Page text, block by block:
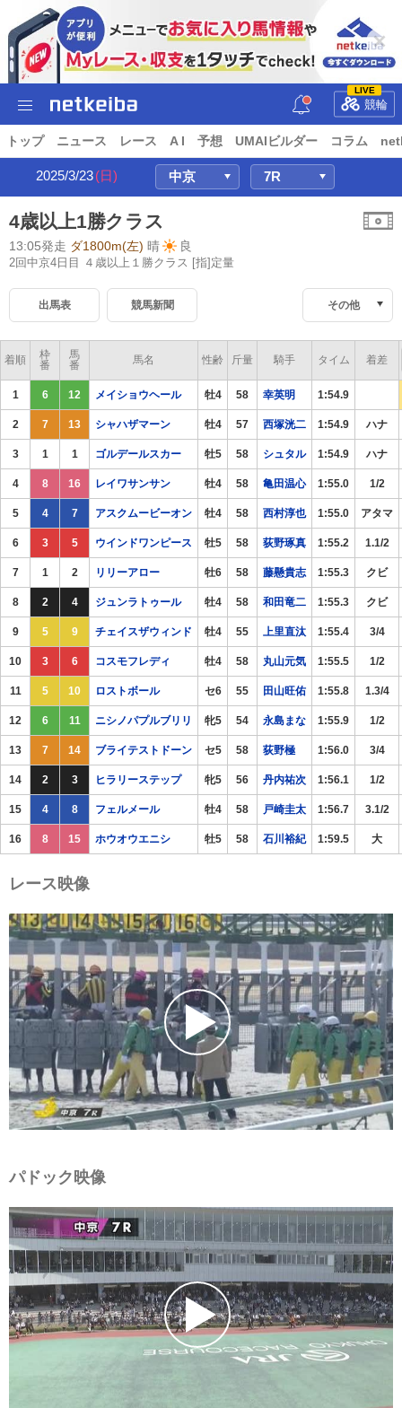
LIVE
競輪
トップ ニュース レース A I 予想 UMAIビルダー コラム
2025/3/23(日)
4歳以上1勝クラス
13:05発走 ダ1800m(左) 晴 良
2回中京4日目 ４歳以上１勝クラス [指]定量
出馬表 競馬新聞 その他
着順
枠
番
馬
番
馬名 性齢 斤量 騎手 タイム 着差
1 6 12 メイショウヘール 牡4 58 幸英明 1:54.9
2 7 13 シャハザマーン 牡4 57 西塚洸二 1:54.9 ハナ
3 1 1 ゴルデールスカー 牡5 58 シュタル 1:54.9 ハナ
4 8 16 レイワサンサン 牡4 58 亀田温心 1:55.0 1/2
5 4 7 アスクムービーオン 牡4 58 西村淳也 1:55.0 アタマ
6 3 5 ウインドワンピース 牡5 58 荻野琢真 1:55.2 1.1/2
7 1 2 リリーアロー 牡6 58 藤懸貴志 1:55.3 クビ
8 2 4 ジュンラトゥール 牡4 58 和田竜二 1:55.3 クビ
9 5 9 チェイスザウィンド 牡4 55 上里直汰 1:55.4 3/4
10 3 6 コスモフレディ 牡4 58 丸山元気 1:55.5 1/2
11 5 10 ロストボール セ6 55 田山旺佑 1:55.8 1.3/4
12 6 11 ニシノパプルブリリ 牝5 54 永島まな 1:55.9 1/2
13 7 14 ブライテストドーン セ5 58 荻野極 1:56.0 3/4
14 2 3 ヒラリーステップ 牝5 56 丹内祐次 1:56.1 1/2
15 4 8 フェルメール 牡4 58 戸崎圭太 1:56.7 3.1/2
16 8 15 ホウオウエニシ 牡5 58 石川裕紀 1:59.5 大
レース映像
パドック映像